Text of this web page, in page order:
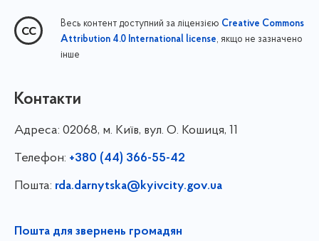
Весь контент доступний за ліцензією Creative Commons
Attribution 4.0 International license, якщо не зазначено
інше
Контакти
Адреса: 02068, м. Київ, вул. О. Кошиця, 11
Телефон: +380 (44) 366-55-42
Пошта: rda.darnytska@kyivcity.gov.ua
Пошта для звернень громадян